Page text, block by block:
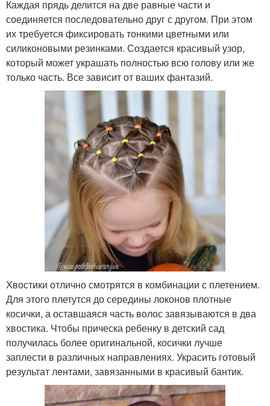
Каждая прядь делится на две равные части и
соединяется последовательно друг с другом. При этом
их требуется фиксировать тонкими цветными или
силиконовыми резинками. Создается красивый узор,
который может украшать полностью всю голову или же
только часть. Все зависит от ваших фантазий.
Хвостики отлично смотрятся в комбинации с плетением.
Для этого плетутся до середины локонов плотные
косички, а оставшаяся часть волос завязываются в два
хвостика. Чтобы прическа ребенку в детский сад
получилась более оригинальной, косички лучше
заплести в различных направлениях. Украсить готовый
результат лентами, завязанными в красивый бантик.